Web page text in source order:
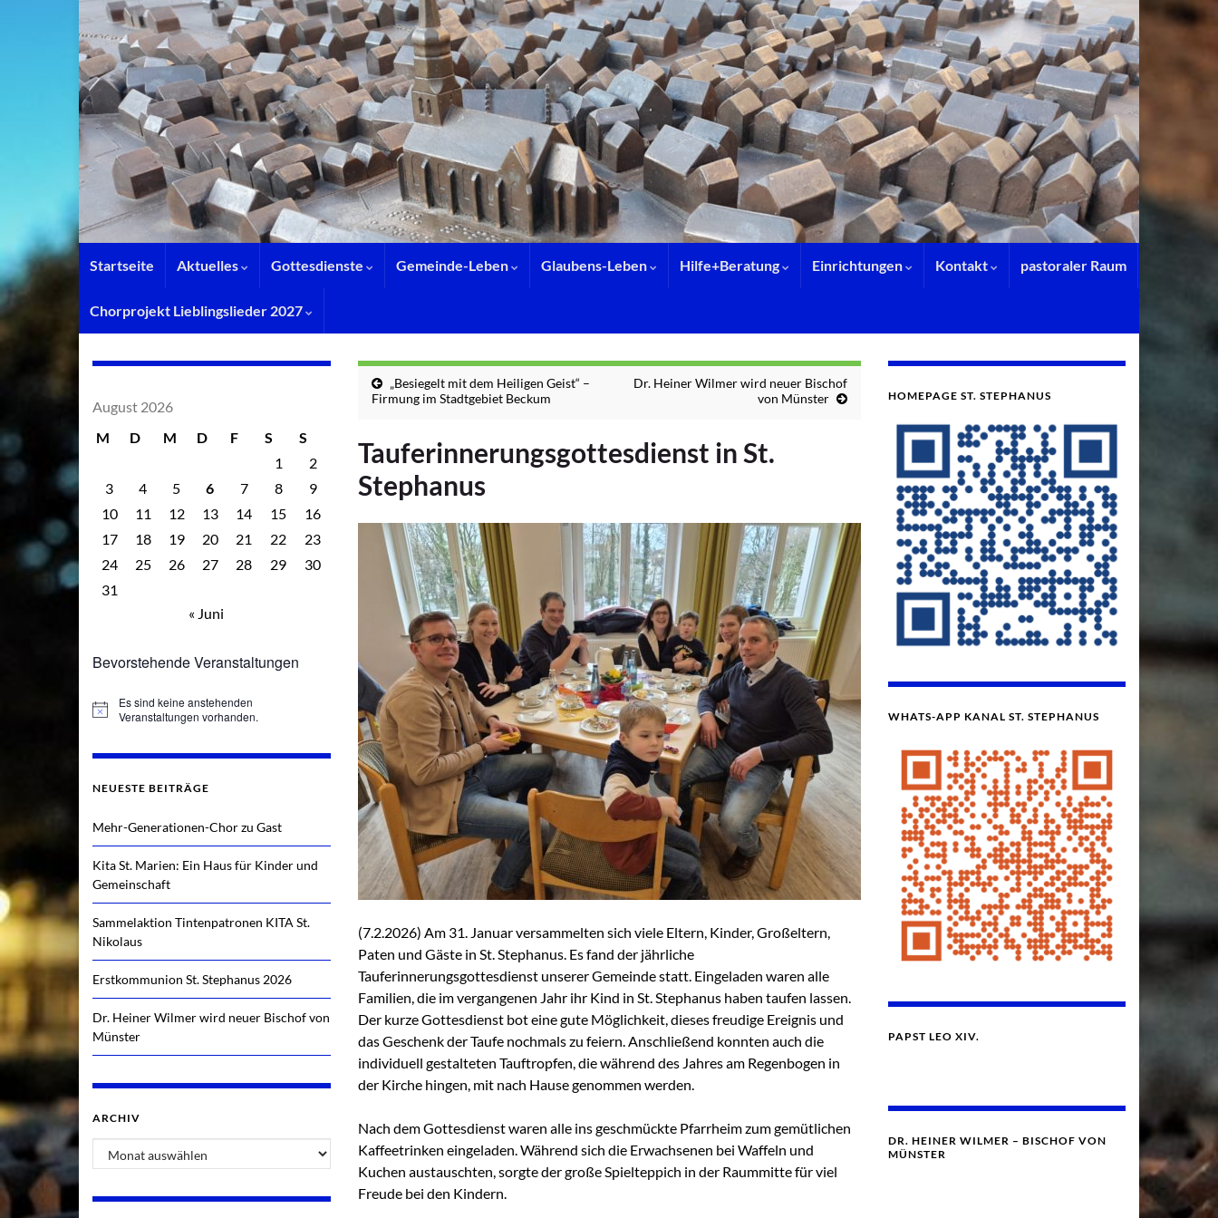
Startseite Aktuelles Gottesdienste Gemeinde-Leben Glaubens-Leben Hilfe+Beratung Einrichtungen Kontakt pastoraler Raum
Chorprojekt Lieblingslieder 2027
„Besiegelt mit dem Heiligen Geist“ –
Firmung im Stadtgebiet Beckum
Dr. Heiner Wilmer wird neuer Bischof
von Münster
Tauferinnerungsgottesdienst in St.
Stephanus
(7.2.2026) Am 31. Januar versammelten sich viele Eltern, Kinder, Großeltern,
Paten und Gäste in St. Stephanus. Es fand der jährliche
Tauferinnerungsgottesdienst unserer Gemeinde statt. Eingeladen waren alle
Familien, die im vergangenen Jahr ihr Kind in St. Stephanus haben taufen lassen.
Der kurze Gottesdienst bot eine gute Möglichkeit, dieses freudige Ereignis und
das Geschenk der Taufe nochmals zu feiern. Anschließend konnten auch die
individuell gestalteten Tauftropfen, die während des Jahres am Regenbogen in
der Kirche hingen, mit nach Hause genommen werden.
Nach dem Gottesdienst waren alle ins geschmückte Pfarrheim zum gemütlichen
Kaffeetrinken eingeladen. Während sich die Erwachsenen bei Waffeln und
Kuchen austauschten, sorgte der große Spielteppich in der Raummitte für viel
Freude bei den Kindern.
August 2026
M
D M D F S
S
1
2
3
4 5 6 7 8
9
10
11 12 13 14 15
16
17
18 19 20 21 22
23
24
25 26 27 28 29
30
31
« Juni
Bevorstehende Veranstaltungen
Hinweis
Es sind keine anstehenden
Veranstaltungen vorhanden.
NEUESTE BEITRÄGE
Mehr-Generationen-Chor zu Gast
Kita St. Marien: Ein Haus für Kinder und
Gemeinschaft
Sammelaktion Tintenpatronen KITA St.
Nikolaus
Erstkommunion St. Stephanus 2026
Dr. Heiner Wilmer wird neuer Bischof von
Münster
ARCHIV
Archiv
HOMEPAGE ST. STEPHANUS
WHATS-APP KANAL ST. STEPHANUS
PAPST LEO XIV.
DR. HEINER WILMER – BISCHOF VON
MÜNSTER